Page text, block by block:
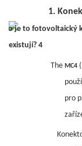
1.
The MC4
pro